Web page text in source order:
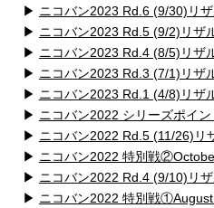
▶ ニコバン2023 Rd.6 (9/30)リザ
▶ ニコバン2023 Rd.5 (9/2)リザ
▶ ニコバン2023 Rd.4 (8/5)リザ
▶ ニコバン2023 Rd.3 (7/1)リザ
▶ ニコバン2023 Rd.1 (4/8)リザ
▶ ニコバン2022 シリーズポイ
▶ ニコバン2022 Rd.5 (11/26)リ
▶ ニコバン2022 特別戦
▶ ニコバン2022 Rd.4 (9/10)リザ
▶ ニコバン2022 特別戦